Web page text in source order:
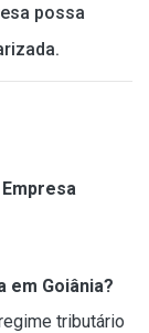
possa
em Goiânia?
tributário